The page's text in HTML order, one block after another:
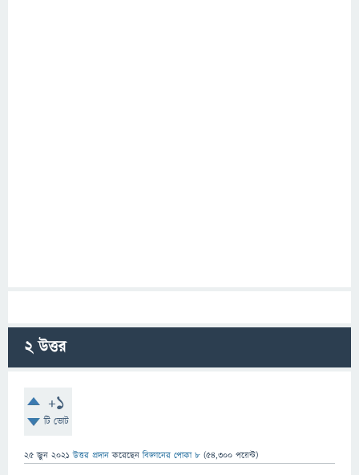
2উত্তর
+1
টি ভোট
25 জুন 2021 উত্তর প্রদান করেছেনবিজ্ঞানের পোকা ৮ (54,300 পয়েন্ট)